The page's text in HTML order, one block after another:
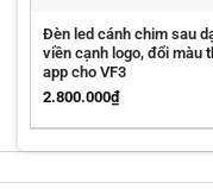
Đèn led cánh chim sau
viền cạnh logo, đổi màu
app cho VF3
2.800.000₫